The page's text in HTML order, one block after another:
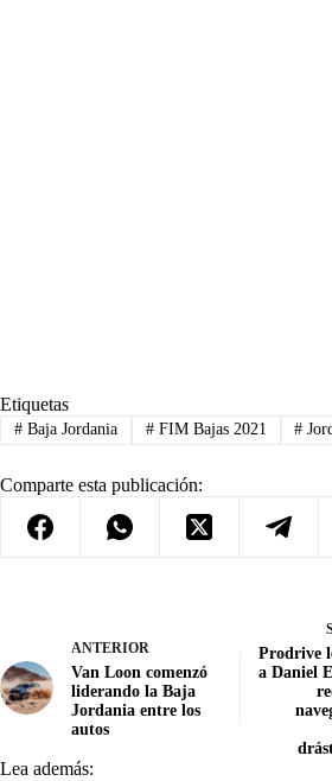
Etiquetas
#Baja Jordania #FIM Bajas 2021 #
Comparte esta publicación:
ANTERIOR
Van Loon comenzó
liderando la Baja
Jordania entre los
autos
Prodrive
a Daniel
Lea además: